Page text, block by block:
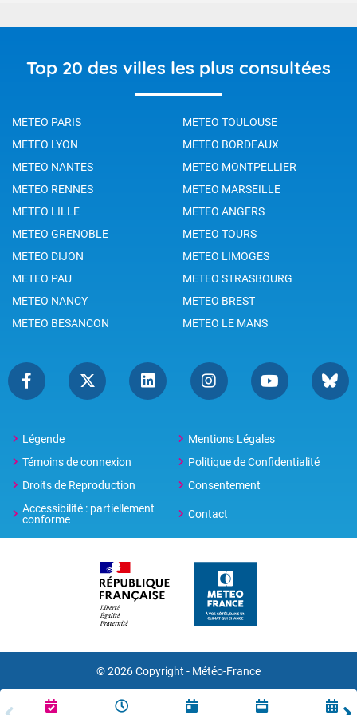
Top 20 des villes les plus consultées
METEO PARIS
METEO TOULOUSE
METEO LYON
METEO BORDEAUX
METEO NANTES
METEO MONTPELLIER
METEO RENNES
METEO MARSEILLE
METEO LILLE
METEO ANGERS
METEO GRENOBLE
METEO TOURS
METEO DIJON
METEO LIMOGES
METEO PAU
METEO STRASBOURG
METEO NANCY
METEO BREST
METEO BESANCON
METEO LE MANS
Légende
Mentions Légales
Témoins de connexion
Politique de Confidentialité
Droits de Reproduction
Consentement
Accessibilité : partiellement
conforme
Contact
© 2026 Copyright - Météo-France